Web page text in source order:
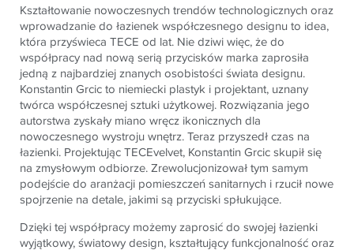
Kształtowanie nowoczesnych trendów technologicznych oraz
wprowadzanie do łazienek współczesnego designu to idea,
która przyświeca TECE od lat. Nie dziwi więc, że do
współpracy nad nową serią przycisków marka zaprosiła
jedną z najbardziej znanych osobistości świata designu.
Konstantin Grcic to niemiecki plastyk i projektant, uznany
twórca współczesnej sztuki użytkowej. Rozwiązania jego
autorstwa zyskały miano wręcz ikonicznych dla
nowoczesnego wystroju wnętrz. Teraz przyszedł czas na
łazienki. ProjektującTECEvelvet, Konstantin Grcic skupił się
na zmysłowym odbiorze. Zrewolucjonizował tym samym
podejście do aranżacji pomieszczeń sanitarnych i rzucił nowe
spojrzenie na detale, jakimi są przyciski spłukujące.
Dzięki tej współpracy możemy zaprosić do swojej łazienki
wyjątkowy, światowy design, kształtujący funkcjonalność oraz